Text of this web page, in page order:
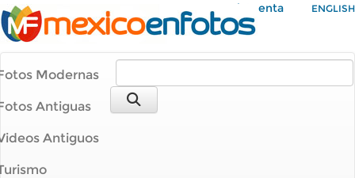
Mi Cuenta ENGLISH
Modernas
Antiguas
Antiguos